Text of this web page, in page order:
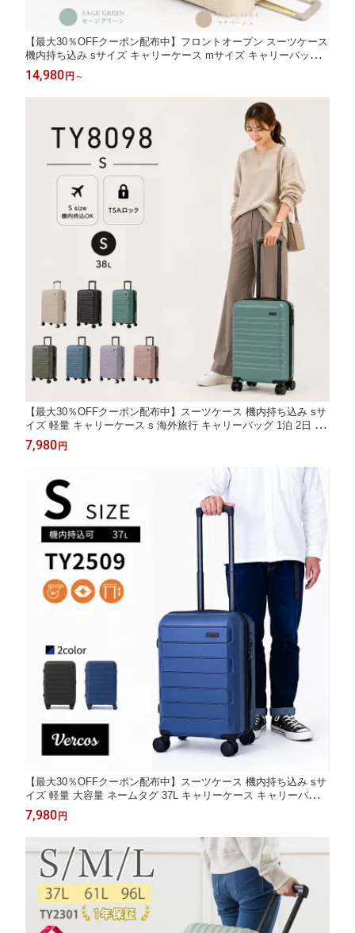
【最大30％OFFクーポン配布中】フロントオープン スーツケース
機内持ち込み sサイズ キャリーケース mサイズ キャリーバッグ
前開き m 軽量 小型 115cm 中型 横開き 国内 旅行 ストッパー付き
ハード TSAロック 人気 かわいい 日本 ブランド ty2309-s
14,980 円 ～
【最大30％OFFクーポン配布中】スーツケース 機内持ち込み sサ
イズ 軽量 キャリーケース s 海外旅行 キャリーバッグ 1泊 2日 2
泊3日 かわいい おしゃれ TSAロック 超軽量 ファスナー ハード
キャリー 大容量 トランクケース 小型 ss 日帰り 女子旅 レディー
7,980 円
【最大30％OFFクーポン配布中】スーツケース 機内持ち込み sサ
イズ 軽量 大容量 ネームタグ 37L キャリーケース キャリーバッグ
おしゃれ TSAロック 小型 ハード 静音 キャスター ファスナー 修
学旅行 ビジネス 海外 国内 出張 メンズ ネイビー ブラック 黒 青
7,980 円